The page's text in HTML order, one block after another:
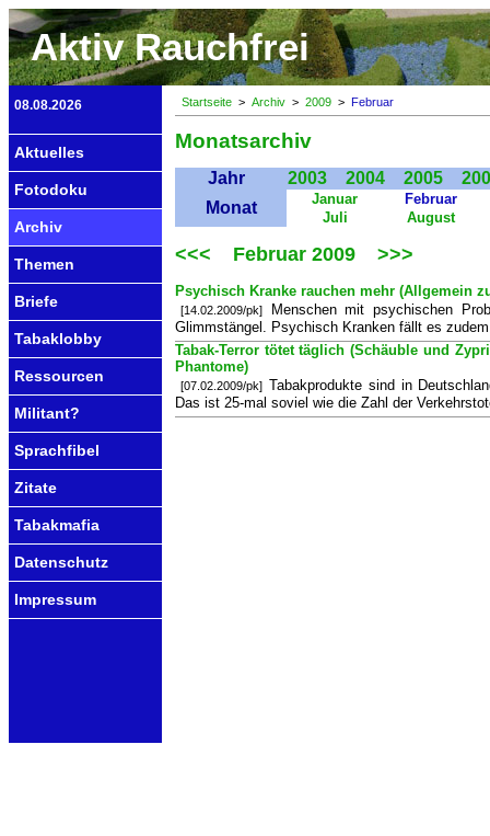
Aktiv Rauchfrei
08.08.2026
Aktuelles
Fotodoku
Archiv
Themen
Briefe
Tabaklobby
Ressourcen
Militant?
Sprachfibel
Zitate
Tabakmafia
Datenschutz
Impressum
Startseite > Archiv > 2009 > Februar
Monatsarchiv
Jahr 2003 2004 2005
Monat
Januar
Februar
Juli
August
<<< Februar 2009 >>>
Psychisch Kranke rauchen mehr (Allgemein
[14.02.2009/pk]
Menschen mit psychischen
Glimmstängel. Psychisch Kranken fällt es
Tabak-Terror tötet täglich (Schäuble und
Phantome)
[07.02.2009/pk] Tabakprodukte sind in
Das ist 25-mal soviel wie die Zahl der